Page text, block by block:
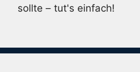
sollte – tut's einfach!